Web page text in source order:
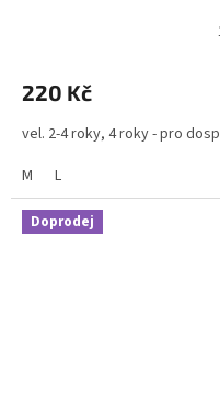
220 Kč
vel. 2-4 roky, 4 roky - pro
M
L
Doprodej